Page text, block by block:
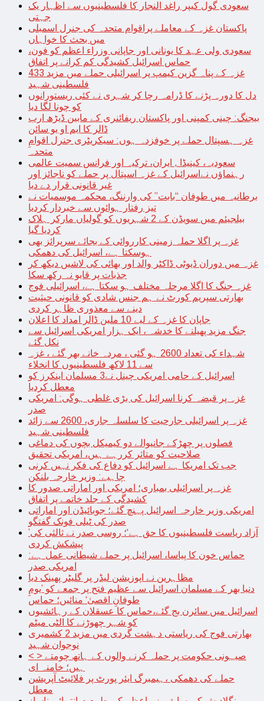
سعودی گول کیپر راغد النجار کا فلسطینیوں سے اظہار یک
جہتی
پاکستان غزہ کے معاملے پراقوام متحدہ کی جنرل اسمبلی
میں بحث کا خواہاں
سعودی ولی عہد کا یونانی اور جاپانی وزراء اعظم کو فون،
حماس اسرائیل کشیدگی کم کرانے پر اتفاق
غزہ کے پناہ گزین کیمپ پر اسرائیلی حملے میں مزید 433
فلسطینی شہید
دل کا دورہ پڑنے کا ڈرامہ رچا کر شہری نے کئی ریستورانوں
کو چونا لگا دیا
بیجنگ: چینی کمپنی اور پاکستان ریفائنری کے مابین ڈیڑھ ارب
ڈالر کا ایم او یو سائن
غزہ ہسپتال حملے پر خوفزدہ ہوں: سیکریٹری جنرل اقوامِ
متحدہ
سعودیہ، کینیڈا , ایران، ترکیہ اور فرانس سمیت عالمی
رہنماؤں نےاسرائیل کے غزہ اسپتال پر حملے کو ناجائز اور
غیر قانونی قرار دے دیا
برطانیہ میں طوفان “بابت” کی وارننگ، محکمہ موسمیات نے
تیز رفتار ہوائوں سے خبردار کردیا
بیلجیئم میں سویڈن کے 2 شہریوں کو گولیاں مارکر ہلاک
کردیا گیا
غزہ پر اگلا حملہ زمینی کارروائی کے بجائے سرپرائز بھی
ہوسکتا ہے، اسرائیل کی دھمکی
غزہ میں دوران ڈیوٹی ڈاکٹر والد اور بھائی کی لاشیں دیکھ کر
جذبات پر قابو نہ رکھ سکا
غزہ جنگ کا اگلا مرحلہ مختلف ہو سکتا ہے، اسرائیلی فوج
بھارتی سپریم کورٹ نے ہم جنس شادی کو قانونی حیثیت
دینے سے معذوری ظاہر کردی
جاپان کا غزہ کے لیے 10 ملین ڈالر امداد کا اعلان
جنگ مزید پھیلنے کا خدشہ ، ایک ہزار امریکی اسرائیل سے
نکل گئے
شہداء کی تعداد 2600 ہو گئی ، مردہ خانے بھر گئے ، غزہ
سے 11 لاکھ فلسطینیوں کا انخلاء
اسرائیل کے حامی امریکی چینل نے3 مسلمان اینکرز کو
معطل کردیا
غزہ پر قبضہ کرنا اسرائیل کی بڑی غلطی ہوگی: امریکی
صدر
غزہ پر اسرائیلی جارحیت کا سلسلہ جاری، 2600 سے زائد
فلسطینی شہید
فصلوں پر چھڑکے جانیوالے دو کیمیکل بچوں کی دماغی
صلاحیت کو متاثر کررہے ہیں، امریکی تحقیق
جب تک امریکا ہے اسرائیل کو دفاع کی فکر نہیں کرنی
چاہیے: وزیر خارجہ بلنکن
غزہ پر اسرائیلی بمباری؛ امریکی اور اماراتی صدور کا
کشیدگی کے جلد خاتمے پر اتفاق
امریکی وزیر خارجہ اسرائیل پہنچ گئے؛ جوبائیڈن اور اماراتی
صدر کی ٹیلی فونک گفتگو
’آزاد ریاست فلسطینیوں کا حق ہے‘؛ روسی صدر نے ثالثی کی
پیشکش کردی
حماس خون کا پیاسا، اسرائیل پر حملے شیطانی عمل ہے:
امریکی صدر
مظاہرین نے اپوزیشن لیڈر پر گلیٹر پھینک دیا
دنیا بھر کے مسلمان اسرائیل سے عظیم فتح پر جمعے کو ’یومِ
طوفانِ اقصیٰ‘ منائیں؛ حماس
اسرائیل میں سائرن بج گئے،حماس کا عسقلان کے رہائشیوں
کو شہر چھوڑنے کا الٹی میٹم
بھارتی فوج کی ریاستی دہشت گردی میں مزید 2 کشمیری
نوجوان شہید
< > صیہونی حکومت پر حملہ کرنے والوں کے ہاتھ چومتے
ہیں؛ خامنہ ای
حملے کی دھمکی ،ہیمبرگ ایئر پورٹ پر فلائیٹ آپریشن
معطل